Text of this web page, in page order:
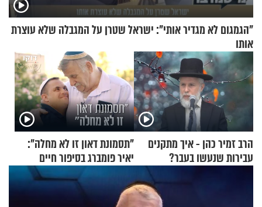
"הגמגום לא מגדיר אותי": ישראל שטרן על המגבלה שלא עוצרת
אותו
הרב זמיר כהן - איך מתקנים
עבירות שנעשו בעבר?
"תסמונת דאון זו לא מחלה":
יאיר פומברג בסיפור חיים
מעורר השראה